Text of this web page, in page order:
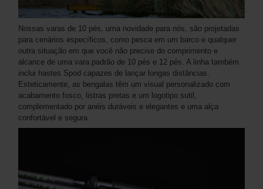
Nossas varas de 10 pés, uma novidade para nós, são projetadas
para cenários específicos, como pesca em um barco e qualquer
outra situação em que você não precise do comprimento e
alcance de uma vara padrão de 10 pés e 12 pés. A linha também
inclui hastes Spod capazes de lançar longas distâncias.
Esteticamente, as bengalas têm um visual personalizado com
acabamento fosco, listras pretas e um logotipo sutil,
complementado por anéis duráveis ​​e elegantes e uma alça
confortável e segura.